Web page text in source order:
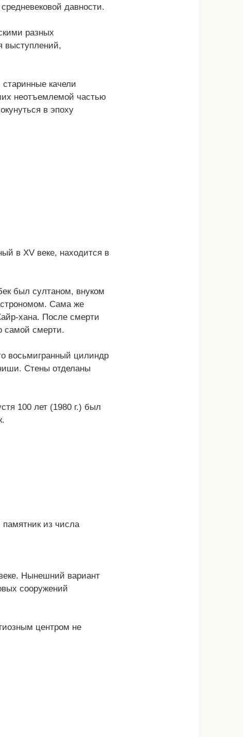
давности.
разных
выступлений,
качели
неотъемлемой частью
в эпоху
в ХV веке, находится в
был султаном, внуком
Сама же
хана. После смерти
самой смерти.
восьмигранный цилиндр
Стены отделаны
100 лет (1980 г.) был
из числа
Нынешний вариант
сооружений
центром не